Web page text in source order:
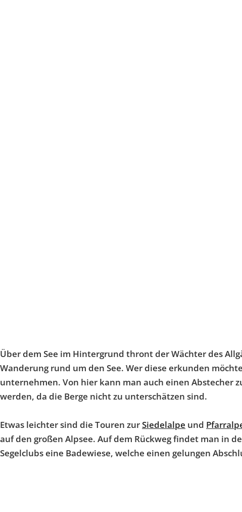
Über dem See im Hintergrund thront der Wächter des
Wanderung rund um den See. Wer diese erkunden
unternehmen. Von hier kann man auch einen Abstecher
werden, da die Berge nicht zu unterschätzen sind.
Etwas leichter sind die Touren zurSiedelalpe und
auf den großen Alpsee. Auf dem Rückweg findet man in
Segelclubs eine Badewiese, welche einen gelungen